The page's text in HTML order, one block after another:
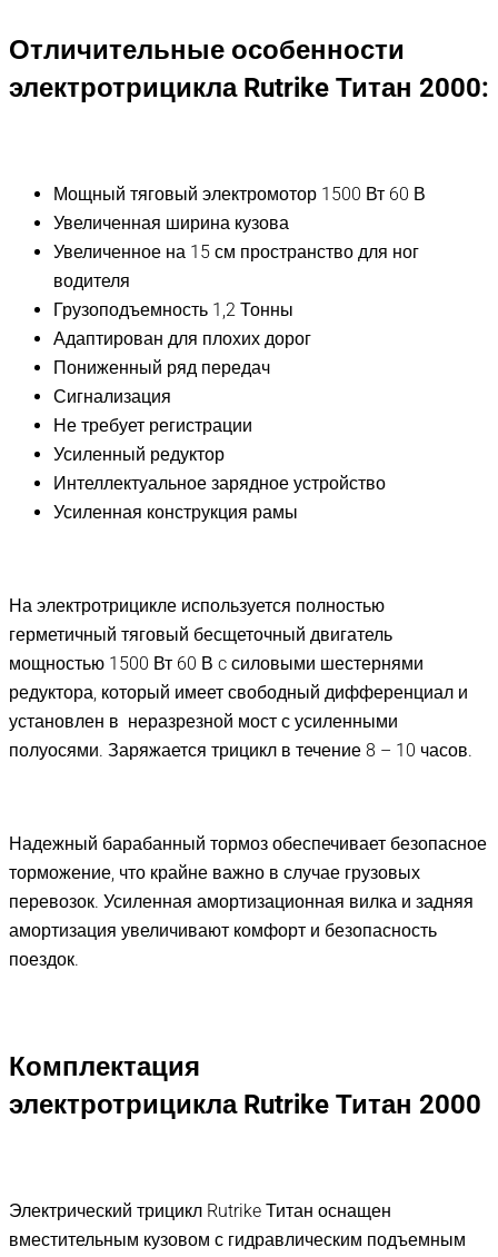
Отличительные особенности
электротрицикла Rutrike Титан 2000:
Мощный тяговый электромотор 1500 Вт 60 В
Увеличенная ширина кузова
Увеличенное на 15 см пространство для ног
водителя
Грузоподъемность 1,2 Тонны
Адаптирован для плохих дорог
Пониженный ряд передач
Сигнализация
Не требует регистрации
Усиленный редуктор
Интеллектуальное зарядное устройство
Усиленная конструкция рамы
На электротрицикле используется полностью
герметичный тяговый бесщеточный двигатель
мощностью 1500 Вт 60 В c силовыми шестернями
редуктора, который имеет свободный дифференциал и
установлен в неразрезной мост с усиленными
полуосями. Заряжается трицикл в течение 8 – 10 часов.
Надежный барабанный тормоз обеспечивает безопасное
торможение, что крайне важно в случае грузовых
перевозок. Усиленная амортизационная вилка и задняя
амортизация увеличивают комфорт и безопасность
поездок.
Комплектация
электротрицикла Rutrike Титан 2000
Электрический трицикл Rutrike Титан оснащен
вместительным кузовом с гидравлическим подъемным